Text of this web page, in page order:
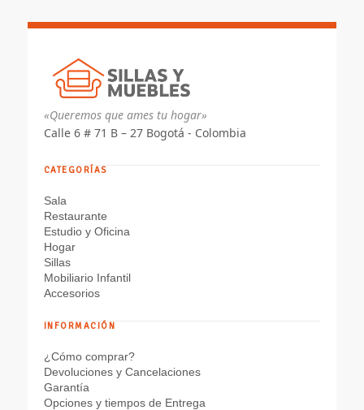
«Queremos que ames tu hogar»
Calle 6 # 71 B – 27 Bogotá - Colombia
CATEGORÍAS
Sala
Restaurante
Estudio y Oficina
Hogar
Sillas
Mobiliario Infantil
Accesorios
INFORMACIÓN
¿Cómo comprar?
Devoluciones y Cancelaciones
Garantía
Opciones y tiempos de Entrega